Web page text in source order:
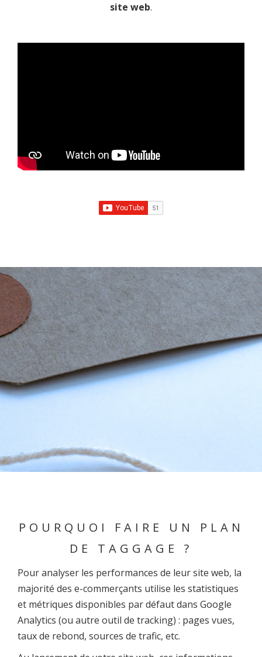
site web.
POURQUOI FAIRE UN PLAN
DE TAGGAGE ?
Pour analyser les performances de leur site web, la
majorité des e-commerçants utilise les statistiques
et métriques disponibles par défaut dans Google
Analytics (ou autre outil de tracking) : pages vues,
taux de rebond, sources de trafic, etc.